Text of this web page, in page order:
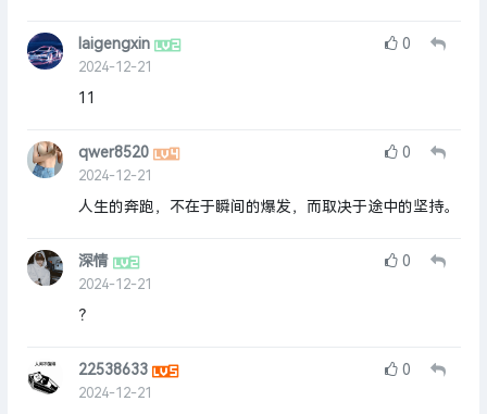
laigengxin
2024-12-21
0
11
qwer8520
2024-12-21
0
人生的奔跑，不在于瞬间的爆发，而取决于途中的坚持。
深情
2024-12-21
0
？
22538633
2024-12-21
0